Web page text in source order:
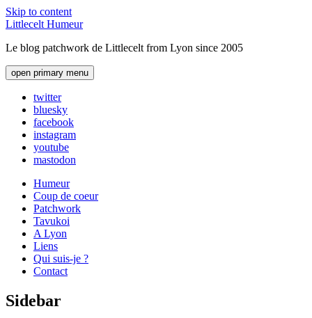
Skip to content
Littlecelt Humeur
Le blog patchwork de Littlecelt from Lyon since 2005
open primary menu
twitter
bluesky
facebook
instagram
youtube
mastodon
Humeur
Coup de coeur
Patchwork
Tavukoi
A Lyon
Liens
Qui suis-je ?
Contact
Sidebar